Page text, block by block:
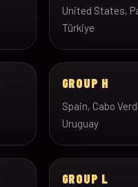
United States,
Türkiye
GROUP H
Spain, Cabo
Uruguay
GROUP L